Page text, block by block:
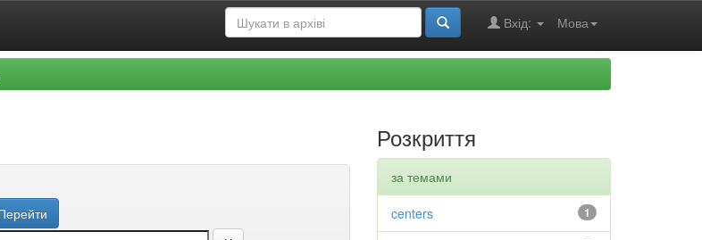
Мова
Вхід:
Розкриття
за темами
1
centers